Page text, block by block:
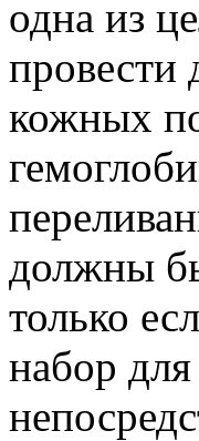
одна из
провести
кожных
должны
только
набор